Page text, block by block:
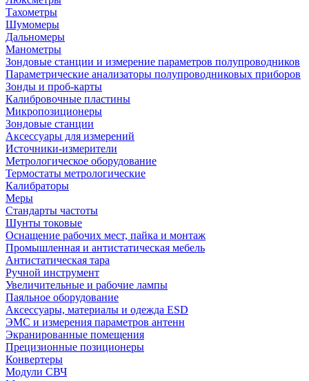
Тахометры
Шумомеры
Дальномеры
Манометры
Зондовые станции и измерение параметров полупроводников
Параметрические анализаторы полупроводниковых приборов
Зонды и проб-карты
Калибровочные пластины
Микропозиционеры
Зондовые станции
Аксессуары для измерений
Источники-измерители
Метрологическое оборудование
Термостаты метрологические
Калибраторы
Меры
Стандарты частоты
Шунты токовые
Оснащение рабочих мест, пайка и монтаж
Промышленная и антистатическая мебель
Антистатическая тара
Ручной инструмент
Увеличительные и рабочие лампы
Паяльное оборудование
Аксессуары, материалы и одежда ESD
ЭМС и измерения параметров антенн
Экранированные помещения
Прецизионные позиционеры
Конвертеры
Модули СВЧ